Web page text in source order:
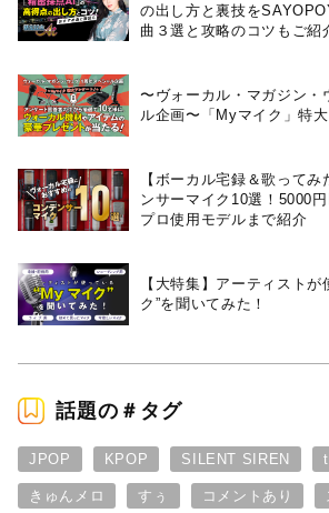
の出し方と裏技を
曲３選と攻略のコツもご紹
〜ヴォーカル・マガジン・
ル企画〜「Myマイク」特
【ボーカル宅録＆歌って
ンサーマイク10選！5000
プロ使用モデルまで紹介
【大特集】アーティストが
ク”を聞いてみた！
話題の＃タグ
JPOP KPOP SILENT SIREN
きゅんメロ すぅ コメントあり